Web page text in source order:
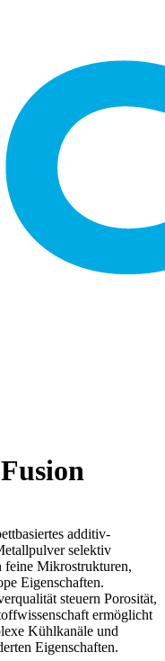
additiv-
selektiv
feine Mikrostrukturen,
Eigenschaften.
steuern Porosität,
ermöglicht
Kühlkanäle und
Eigenschaften.